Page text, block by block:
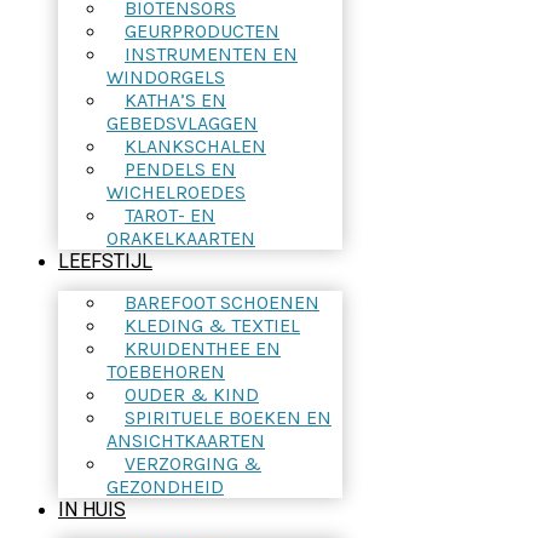
BIOTENSORS
GEURPRODUCTEN
INSTRUMENTEN EN
WINDORGELS
KATHA’S EN
GEBEDSVLAGGEN
KLANKSCHALEN
PENDELS EN
WICHELROEDES
TAROT- EN
ORAKELKAARTEN
LEEFSTIJL
BAREFOOT SCHOENEN
KLEDING & TEXTIEL
KRUIDENTHEE EN
TOEBEHOREN
OUDER & KIND
SPIRITUELE BOEKEN EN
ANSICHTKAARTEN
VERZORGING &
GEZONDHEID
IN HUIS